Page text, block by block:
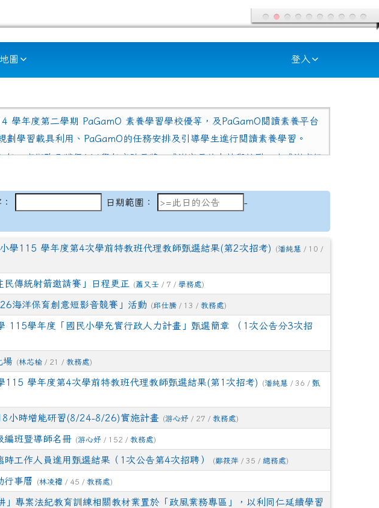
圖 登入
學年度第二學期 PaGamO 素養學習學校優等，及PaGamO閱讀素養平台
學習載具利用、PaGamO的任務安排及引導學生進行閱讀素養學習。
年二班衛畇朵獲得114學年度縣長獎，感謝家長的支持與鼓勵，也感謝班級
話能力競賽，榮獲全國賽客語文化重點發展區國小中年級組甲等，恭喜四
一班 鍾德慧 同學 三年二班 范盛琳 同學 感謝指導老師 吳昭宜老師的悉心
獲佳績-601許芷寧──客語情境式演說 第一名、403鍾德美──客語情境
、403呂雉──太魯閣語朗讀 第二名、501余芷儀──布農語朗讀 第二
3班謝O妍 代表吉安國小參加114學年度花蓮縣國小低年級英語口說-Show
獲得2-3月PaGamO花蓮「素養達人風雲榜」，感謝蔡孟潔老師、陳琬倩老
花蓮縣東海岸扶輪社(看見東海岸之美繪畫比賽)榮獲國小組 佳作！
學年度第二學期 PaGamO 素養學習學校優等，及PaGamO閱讀素養平台
學習載具利用、PaGamO的任務安排及引導學生進行閱讀素養學習。
年二班衛畇朵獲得114學年度縣長獎，感謝家長的支持與鼓勵，也感謝班級
話能力競賽，榮獲全國賽客語文化重點發展區國小中年級組甲等，恭喜四
班 鍾德慧 同學 三年二班 范盛琳 同學 感謝指導老師 吳昭宜老師的悉心
日期範圍： -
學115 學年度第4次學前特教班代理教師甄選結果(第2次招考) (潘純慧 / 10 /
傳統射箭邀請賽」日程更正 (蕭又壬 / 7 / 學務處)
海洋保育創意短影音競賽」活動 (邱仕騰/ 13 / 教務處)
115學年度「國民小學充實行政人力計畫」甄選簡章 （1次公告分3次招
場 (林芯榆 / 21 /教務處)
115 學年度第4次學前特教班代理教師甄選結果(第1次招考) (潘純慧 / 36 / 甄
小時增能研習(8/24-8/26)實施計畫 (游心妤/ 27 / 教務處)
編班暨導師名冊 (游心妤 / 152 /教務處)
時工作人員進用甄選結果（1次公告第4次招聘） (鄭筱萍 / 35 / 總務處)
行事曆 (林凌禕 / 45 /教務處)
」專案法紀教育訓練相關教材業置於「政風業務專區」，以利同仁延續學習